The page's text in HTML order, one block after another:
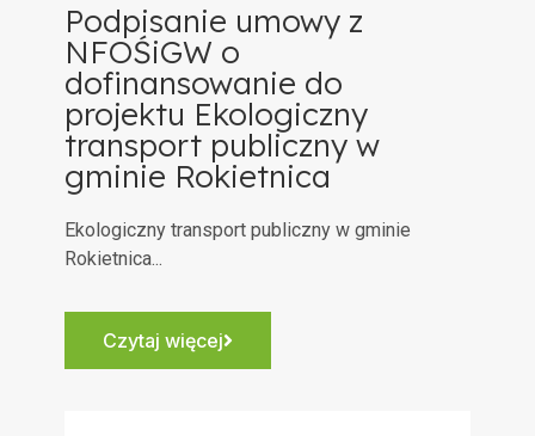
Podpisanie umowy z
NFOŚiGW o
dofinansowanie do
projektu Ekologiczny
transport publiczny w
gminie Rokietnica
Ekologiczny transport publiczny w gminie
Rokietnica...
Czytaj więcej